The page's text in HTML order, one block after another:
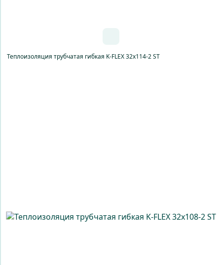
Теплоизоляция трубчатая гибкая K-FLEX 32x114-2 ST